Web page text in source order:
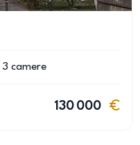
3 camere
130 000